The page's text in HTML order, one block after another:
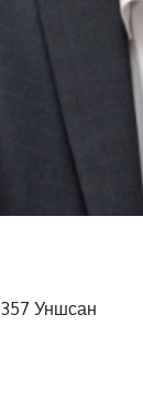
357 Уншсан